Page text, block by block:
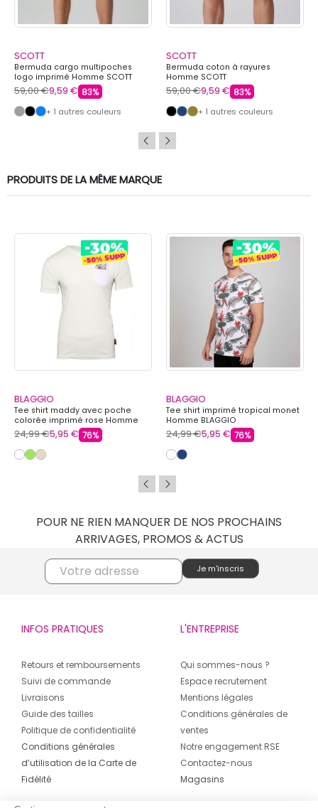
SCOTT
Bermuda cargo multipoches
logo imprimé Homme SCOTT
59,00 €9,59 € 83%
+ 1 autres couleurs
SCOTT
Bermuda coton à rayures
Homme SCOTT
59,00 €9,59 € 83%
+ 1 autres couleurs
PRODUITS DE LA MÊME MARQUE
BLAGGIO
Tee shirt maddy avec poche
colorée imprimé rose Homme
BLAGGIO
24,99 €5,95 € 76%
BLAGGIO
Tee shirt imprimé tropical monet
Homme BLAGGIO
24,99 €5,95 € 76%
POUR NE RIEN MANQUER DE NOS PROCHAINS
ARRIVAGES, PROMOS & ACTUS
INFOS PRATIQUES
Retours et remboursements
Suivi de commande
Livraisons
Guide des tailles
Politique de confidentialité
Conditions générales
d’utilisation de la Carte de
Fidélité
L'ENTREPRISE
Qui sommes-nous ?
Espace recrutement
Mentions légales
Conditions générales de
ventes
Notre engagement RSE
Contactez-nous
Magasins